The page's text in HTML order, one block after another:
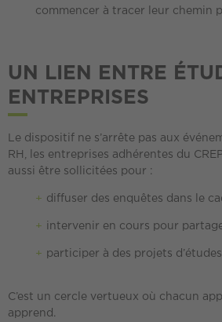
commencer à tracer leur chemin
UN LIEN ENTRE
ENTREPRISES
Le dispositif ne s’arrête pas aux
RH, les entreprises adhérentes du
aussi être sollicitées pour :
diffuser des enquêtes dans le
intervenir en cours pour
participer à des projets
C’est un cercle vertueux où chacun
apprend.